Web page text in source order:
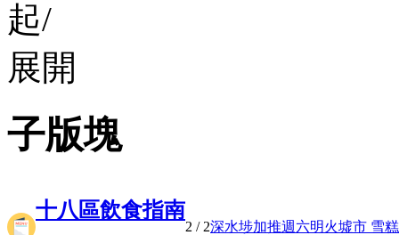
子版塊
十八區飲食指南
2 / 2深水埗加推週六明火墟市 雪